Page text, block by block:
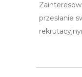
przesłanie